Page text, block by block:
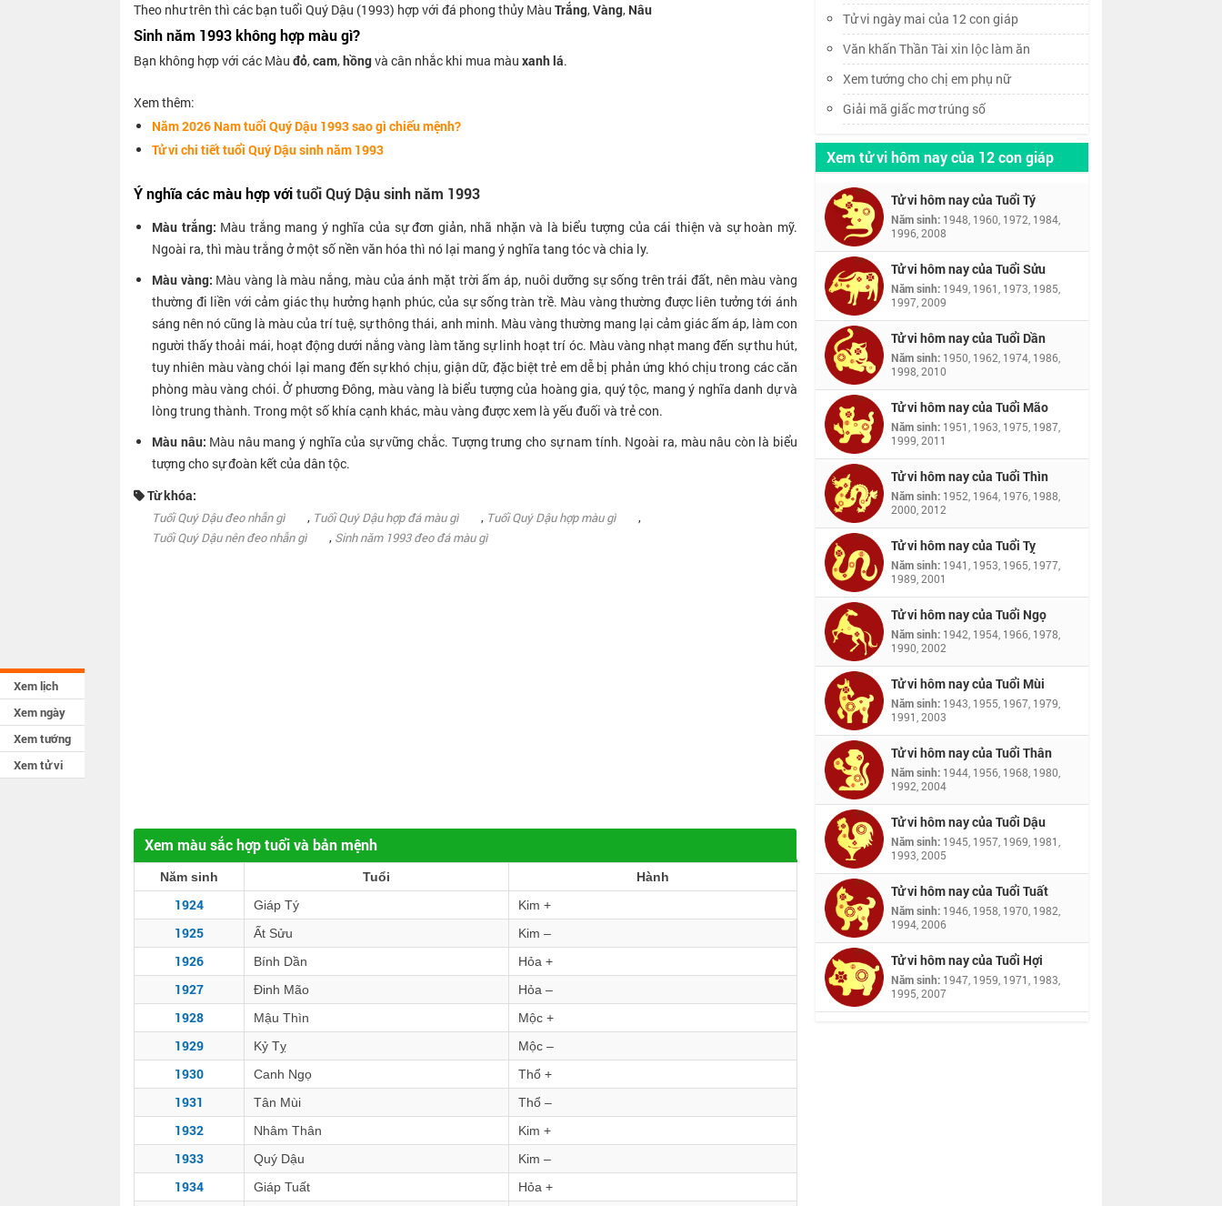
Xem lịch
Xem ngày
Xem tướng
Xem tử vi
Theo như trên thì các bạn tuổi Quý Dậu (1993) hợp với đá phong thủy Màu Trắng,Vàng, Nâu
Sinh năm 1993 không hợp màu gì?
Bạn không hợp với các Màu đỏ,cam,hồngvà cân nhắc khi mua màu xanh lá.
Xem thêm:
Năm 2026 Nam tuổi Quý Dậu 1993 sao gì chiếu mệnh?
Tử vi chi tiết tuổi Quý Dậu sinh năm 1993
Ý nghĩa các màu hợp vớituổi Quý Dậu sinh năm 1993
Màu trắng: Màu trắng mang ý nghĩa của sự đơn giản, nhã nhặn và là biểu tượng của cái thiện và sự hoàn mỹ.
Ngoài ra, thì màu trắng ở một số nền văn hóa thì nó lại mang ý nghĩa tang tóc và chia ly.
Màu vàng: Màu vàng là màu nắng, màu của ánh mặt trời ấm áp, nuôi dưỡng sự sống trên trái đất, nên màu vàng
thường đi liền với cảm giác thụ hưởng hạnh phúc, của sự sống tràn trề. Màu vàng thường được liên tưởng tới ánh
sáng nên nó cũng là màu của trí tuệ, sự thông thái, anh minh. Màu vàng thường mang lại cảm giác ấm áp, làm con
người thấy thoải mái, hoạt động dưới nắng vàng làm tăng sự linh hoạt trí óc. Màu vàng nhạt mang đến sự thu hút,
tuy nhiên màu vàng chói lại mang đến sự khó chịu, giận dữ, đặc biệt trẻ em dễ bị phản ứng khó chịu trong các căn
phòng màu vàng chói. Ở phương Đông, màu vàng là biểu tượng của hoàng gia, quý tộc, mang ý nghĩa danh dự và
lòng trung thành. Trong một số khía cạnh khác, màu vàng được xem là yếu đuối và trẻ con.
Màu nâu: Màu nâu mang ý nghĩa của sự vững chắc. Tượng trưng cho sự nam tính. Ngoài ra, màu nâu còn là biểu
tượng cho sự đoàn kết của dân tộc.
Từ khóa:
Tuổi Quý Dậu đeo nhẫn gì , Tuổi Quý Dậu hợp đá màu gì , Tuổi Quý Dậu hợp màu gì ,
Tuổi Quý Dậu nên đeo nhẫn gì , Sinh năm 1993 đeo đá màu gì
Xem màu sắc hợp tuổi và bản mệnh
Năm sinh Tuổi Hành
1924 Giáp Tý Kim +
1925 Ất Sửu Kim –
1926 Bính Dần Hỏa +
1927 Đinh Mão Hỏa –
1928 Mậu Thìn Mộc +
1929 Kỷ Tỵ Mộc –
1930 Canh Ngọ Thổ +
1931 Tân Mùi Thổ –
1932 Nhâm Thân Kim +
1933 Quý Dậu Kim –
1934 Giáp Tuất Hỏa +
Tử vi ngày mai của 12 con giáp
Văn khấn Thần Tài xin lộc làm ăn
Xem tướng cho chị em phụ nữ
Giải mã giấc mơ trúng số
Xem tử vi hôm nay của 12 con giáp
Tử vi hôm nay của Tuổi Tý
Năm sinh: 1948, 1960, 1972, 1984,
1996, 2008
Tử vi hôm nay của Tuổi Sửu
Năm sinh: 1949, 1961, 1973, 1985,
1997, 2009
Tử vi hôm nay của Tuổi Dần
Năm sinh: 1950, 1962, 1974, 1986,
1998, 2010
Tử vi hôm nay của Tuổi Mão
Năm sinh: 1951, 1963, 1975, 1987,
1999, 2011
Tử vi hôm nay của Tuổi Thìn
Năm sinh: 1952, 1964, 1976, 1988,
2000, 2012
Tử vi hôm nay của Tuổi Tỵ
Năm sinh: 1941, 1953, 1965, 1977,
1989, 2001
Tử vi hôm nay của Tuổi Ngọ
Năm sinh: 1942, 1954, 1966, 1978,
1990, 2002
Tử vi hôm nay của Tuổi Mùi
Năm sinh: 1943, 1955, 1967, 1979,
1991, 2003
Tử vi hôm nay của Tuổi Thân
Năm sinh: 1944, 1956, 1968, 1980,
1992, 2004
Tử vi hôm nay của Tuổi Dậu
Năm sinh: 1945, 1957, 1969, 1981,
1993, 2005
Tử vi hôm nay của Tuổi Tuất
Năm sinh: 1946, 1958, 1970, 1982,
1994, 2006
Tử vi hôm nay của Tuổi Hợi
Năm sinh: 1947, 1959, 1971, 1983,
1995, 2007